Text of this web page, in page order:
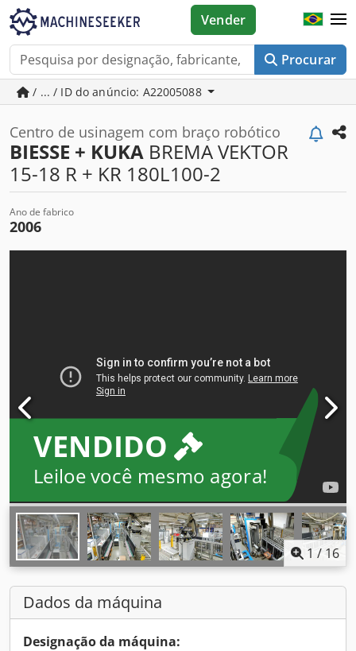
Procurar
Vender
/ ... / ID do anúncio: A22005088
Centro de usinagem com braço robótico
BIESSE + KUKA BREMA VEKTOR
15-18 R + KR 180L100-2
Ano de fabrico
2006
VENDIDO
Leiloe você mesmo agora!
1 / 16
Dados da máquina
Designação da máquina: